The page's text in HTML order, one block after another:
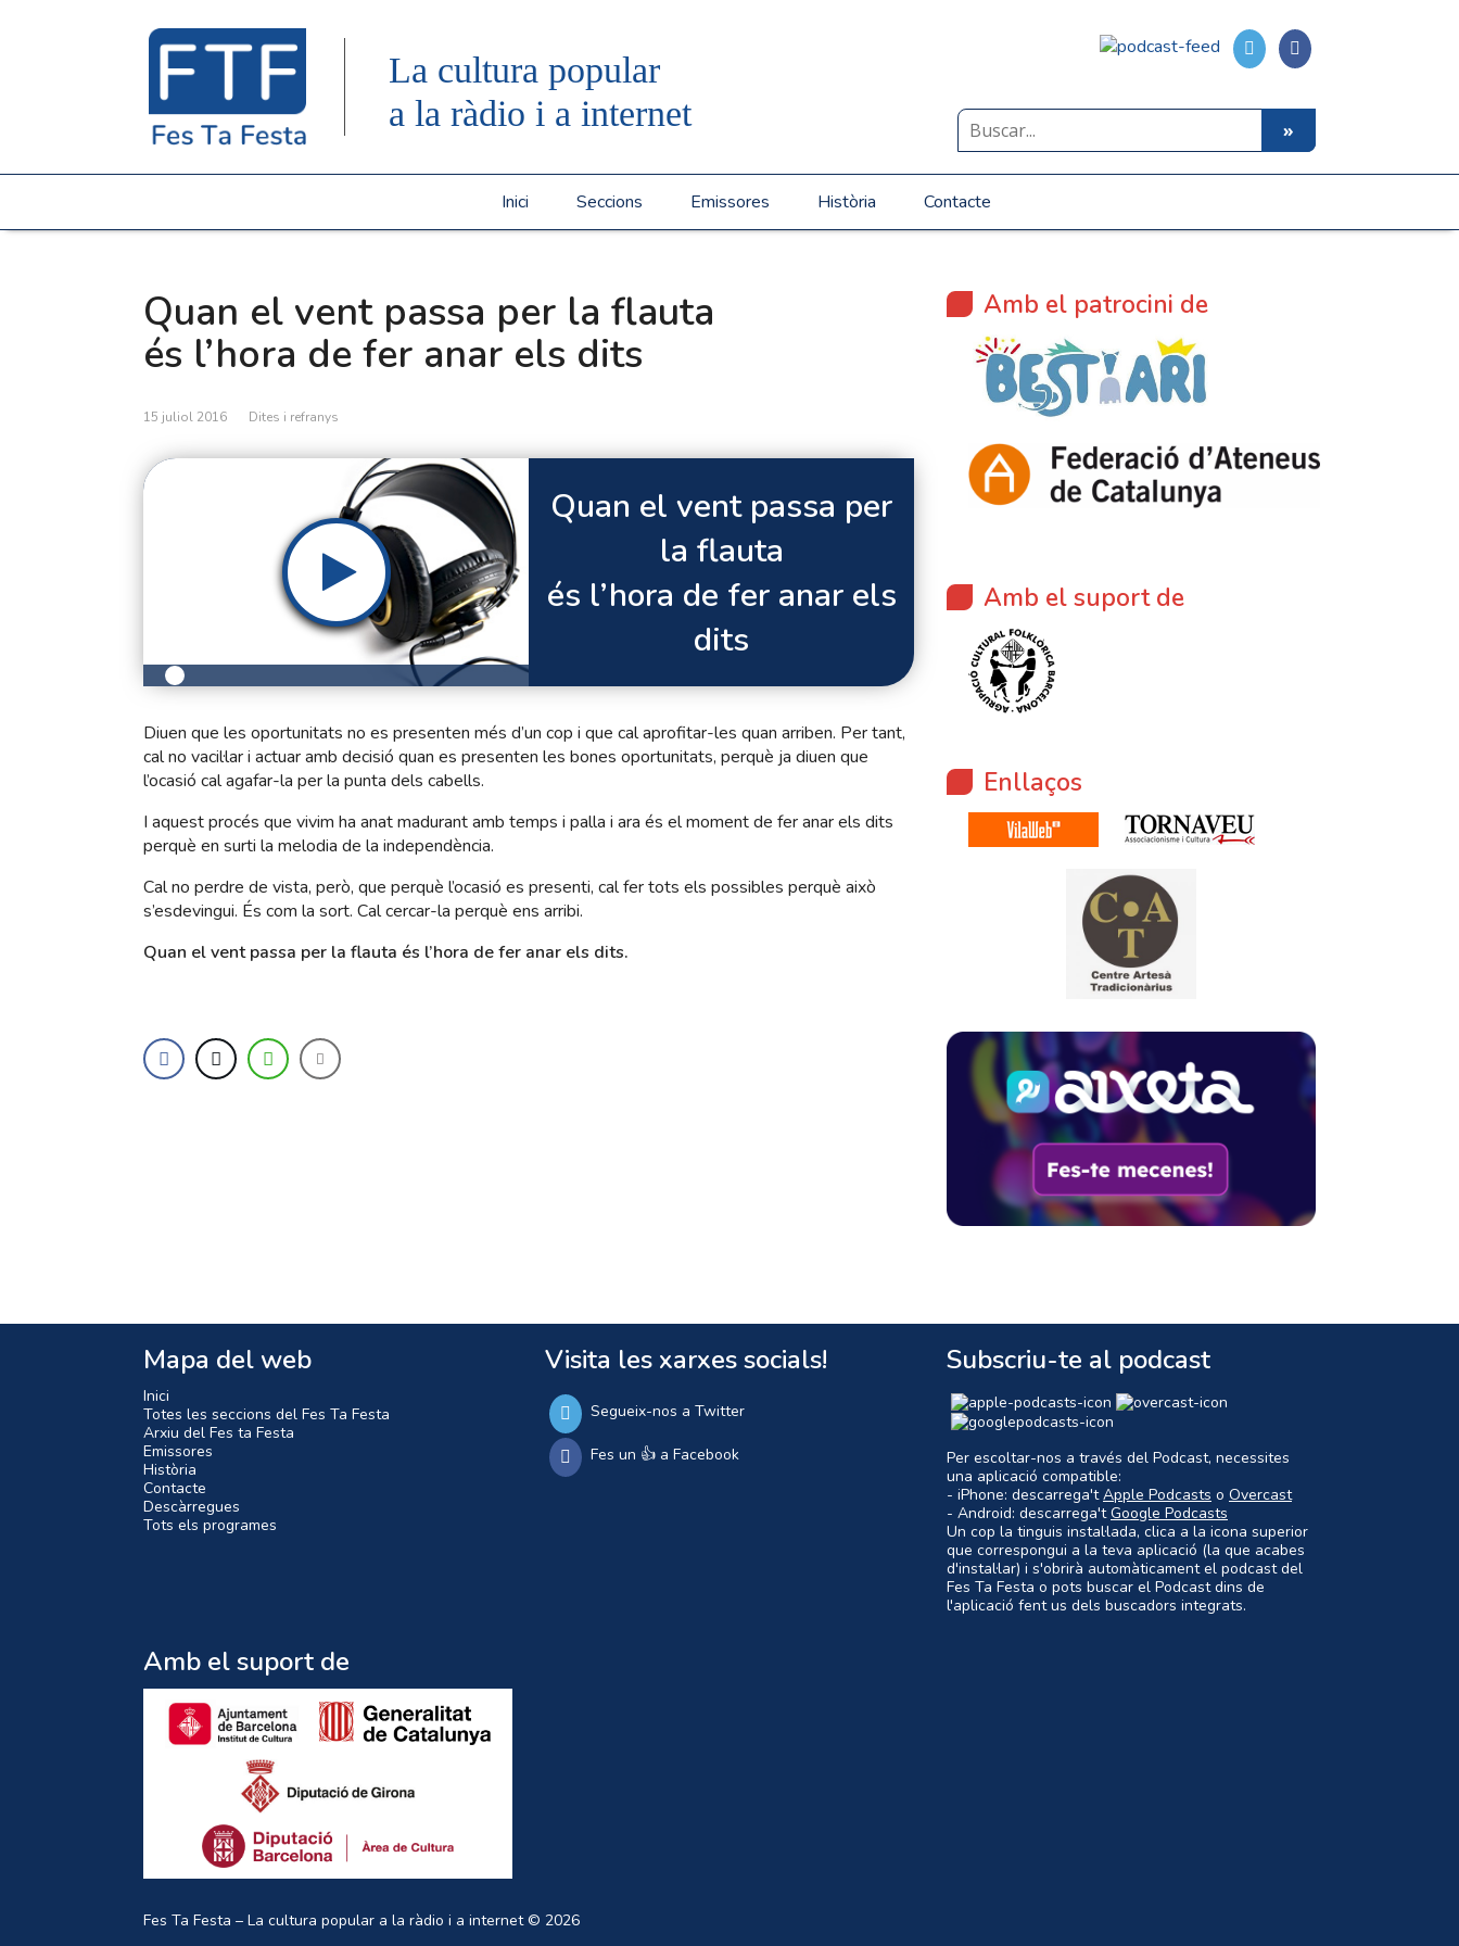
La cultura popular
a la ràdio i a internet
Inici Seccions Emissores Història Contacte
Quan el vent passa per la flauta
és l’hora de fer anar els dits
15 juliol 2016 Dites i refranys
Quan el vent passa per
la flauta
és l’hora de fer anar els
dits
Diuen que les oportunitats no es presenten més d’un cop i que cal aprofitar-les quan arriben. Per tant,
cal no vacil·lar i actuar amb decisió quan es presenten les bones oportunitats, perquè ja diuen que
l’ocasió cal agafar-la per la punta dels cabells.
I aquest procés que vivim ha anat madurant amb temps i palla i ara és el moment de fer anar els dits
perquè en surti la melodia de la independència.
Cal no perdre de vista, però, que perquè l’ocasió es presenti, cal fer tots els possibles perquè això
s’esdevingui. És com la sort. Cal cercar-la perquè ens arribi.
Quan el vent passa per la flauta és l’hora de fer anar els dits.
Amb el patrocini de
Amb el suport de
Enllaços
Mapa del web
Inici
Totes les seccions del Fes Ta Festa
Arxiu del Fes ta Festa
Emissores
Història
Contacte
Descàrregues
Tots els programes
Visita les xarxes socials!
Segueix-nos a Twitter
Fes un 👍 a Facebook
Subscriu-te al podcast
Per escoltar-nos a través del Podcast, necessites
una aplicació compatible:
- iPhone: descarrega'tApple Podcasts o Overcast
- Android: descarrega'tGoogle Podcasts
Un cop la tinguis instal·lada, clica a la icona superior
que correspongui a la teva aplicació (la que acabes
d'instal·lar) i s'obrirà automàticament el podcast del
Fes Ta Festa o pots buscar el Podcast dins de
l'aplicació fent us dels buscadors integrats.
Amb el suport de
Fes Ta Festa – La cultura popular a la ràdio i a internet© 2026